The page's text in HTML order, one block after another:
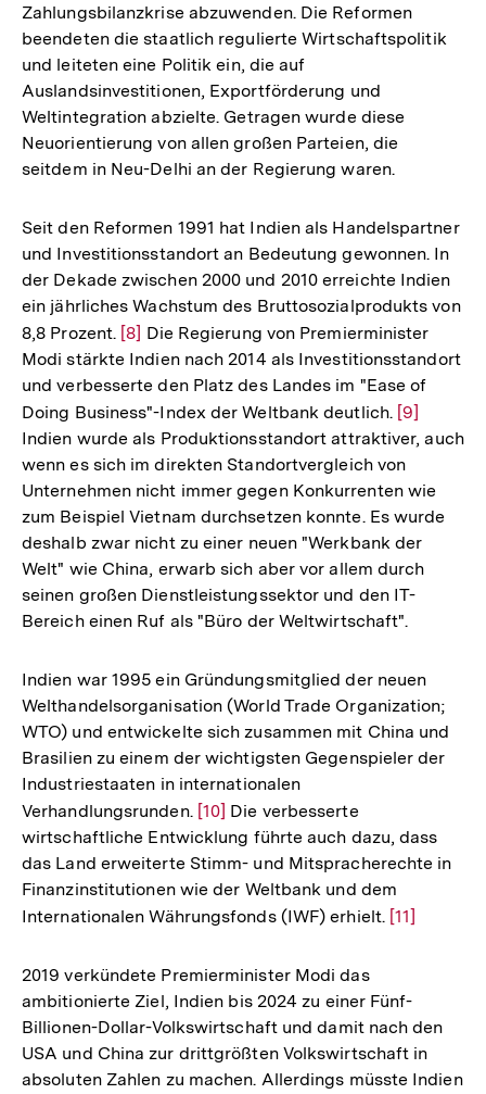
Zahlungsbilanzkrise abzuwenden. Die Reformen
beendeten die staatlich regulierte Wirtschaftspolitik
und leiteten eine Politik ein, die auf
Auslandsinvestitionen, Exportförderung und
Weltintegration abzielte. Getragen wurde diese
Neuorientierung von allen großen Parteien, die
seitdem in Neu-Delhi an der Regierung waren.
Seit den Reformen 1991 hat Indien als Handelspartner
und Investitionsstandort an Bedeutung gewonnen. In
der Dekade zwischen 2000 und 2010 erreichte Indien
ein jährliches Wachstum des Bruttosozialprodukts von
8,8 Prozent. Zur
Auflösung
der
Fußnote
[8] Die Regierung von Premierminister
Modi stärkte Indien nach 2014 als Investitionsstandort
und verbesserte den Platz des Landes im "Ease of
Doing Business"-Index der Weltbank deutlich. Zur
Auflösung
der
Fußnote
[9]
Indien wurde als Produktionsstandort attraktiver, auch
wenn es sich im direkten Standortvergleich von
Unternehmen nicht immer gegen Konkurrenten wie
zum Beispiel Vietnam durchsetzen konnte. Es wurde
deshalb zwar nicht zu einer neuen "Werkbank der
Welt" wie China, erwarb sich aber vor allem durch
seinen großen Dienstleistungssektor und den IT-
Bereich einen Ruf als "Büro der Weltwirtschaft".
Indien war 1995 ein Gründungsmitglied der neuen
Welthandelsorganisation (World Trade Organization;
WTO) und entwickelte sich zusammen mit China und
Brasilien zu einem der wichtigsten Gegenspieler der
Industriestaaten in internationalen
Verhandlungsrunden. Zur
Auflösung
der
Fußnote
[10] Die verbesserte
wirtschaftliche Entwicklung führte auch dazu, dass
das Land erweiterte Stimm- und Mitspracherechte in
Finanzinstitutionen wie der Weltbank und dem
Internationalen Währungsfonds (IWF) erhielt. Zur
Fußnote
[11]
2019 verkündete Premierminister Modi das
ambitionierte Ziel, Indien bis 2024 zu einer Fünf-
Billionen-Dollar-Volkswirtschaft und damit nach den
USA und China zur drittgrößten Volkswirtschaft in
absoluten Zahlen zu machen. Allerdings müsste Indien